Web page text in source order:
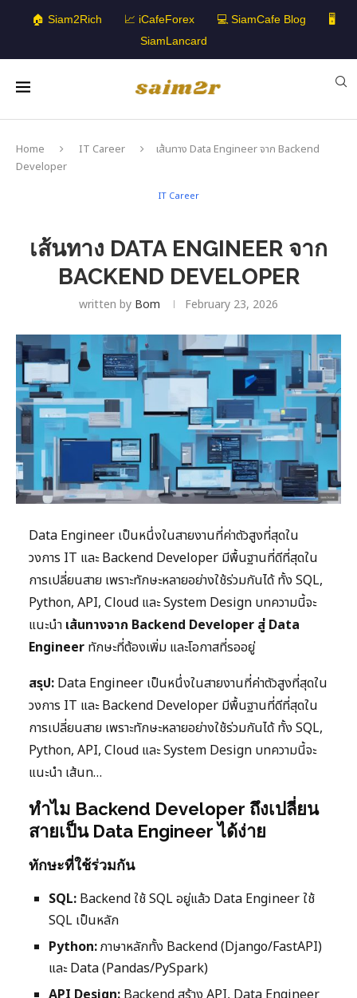
🏠 Siam2Rich 📈 iCafeForex 💻 SiamCafe Blog
🖥️
SiamLancard
Home IT Career
เส้นทาง Data Engineer จาก Backend
Developer
IT Career
เส้นทาง DATA ENGINEER จาก
BACKEND DEVELOPER
written by Bom February 23, 2026
Data Engineer เป็นหนึ่งในสายงานที่ค่าตัวสูงที่สุดใน
วงการ IT และ Backend Developer มีพื้นฐานที่ดีที่สุดใน
การเปลี่ยนสาย เพราะทักษะหลายอย่างใช้ร่วมกันได้ ทั้ง SQL,
Python, API, Cloud และ System Design บทความนี้จะ
แนะนำ เส้นทางจาก Backend Developer สู่ Data
Engineer ทักษะที่ต้องเพิ่ม และโอกาสที่รออยู่
สรุป: Data Engineer เป็นหนึ่งในสายงานที่ค่าตัวสูงที่สุดใน
วงการ IT และ Backend Developer มีพื้นฐานที่ดีที่สุดใน
การเปลี่ยนสาย เพราะทักษะหลายอย่างใช้ร่วมกันได้ ทั้ง SQL,
Python, API, Cloud และ System Design บทความนี้จะ
แนะนำ เส้นท…
ทำไม Backend Developer ถึงเปลี่ยน
สายเป็น Data Engineer ได้ง่าย
ทักษะที่ใช้ร่วมกัน
SQL: Backend ใช้ SQL อยู่แล้ว Data Engineer ใช้
SQL เป็นหลัก
Python:ภาษาหลักทั้ง Backend (Django/FastAPI)
และ Data (Pandas/PySpark)